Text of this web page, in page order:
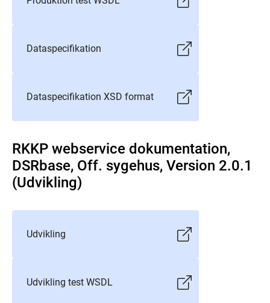
Dataspecifikation
Dataspecifikation XSD format
RKKP webservice dokumentation,
DSRbase, Off. sygehus, Version 2.0.1
(Udvikling)
Udvikling
Udvikling test WSDL